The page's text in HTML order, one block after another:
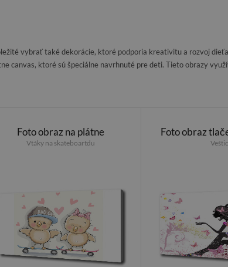
vybrať také dekorácie, ktoré podporia kreativitu a rozvoj
canvas, ktoré sú špeciálne navrhnuté pre deti. Tieto obrazy
Foto obraz na plátne
Vtáky na skateboartdu
Foto obraz